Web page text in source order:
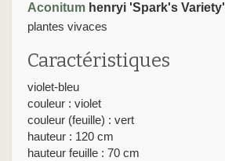
Aconitum henryi 'Spark's Variety'
plantes vivaces
Caractéristiques
violet-bleu
couleur : violet
couleur (feuille) : vert
hauteur : 120 cm
hauteur feuille : 70 cm